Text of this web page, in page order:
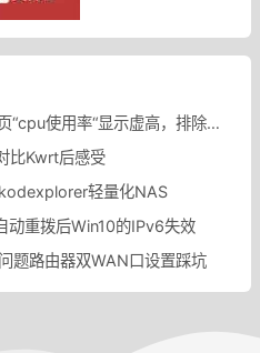
安装luci-app-minidlna后状态页“cpu使用率“显示虚高，排除过程记录。
比Kwrt后感受
轻量化NAS
动重拨后Win10的IPv6失效
题路由器双WAN口设置踩坑